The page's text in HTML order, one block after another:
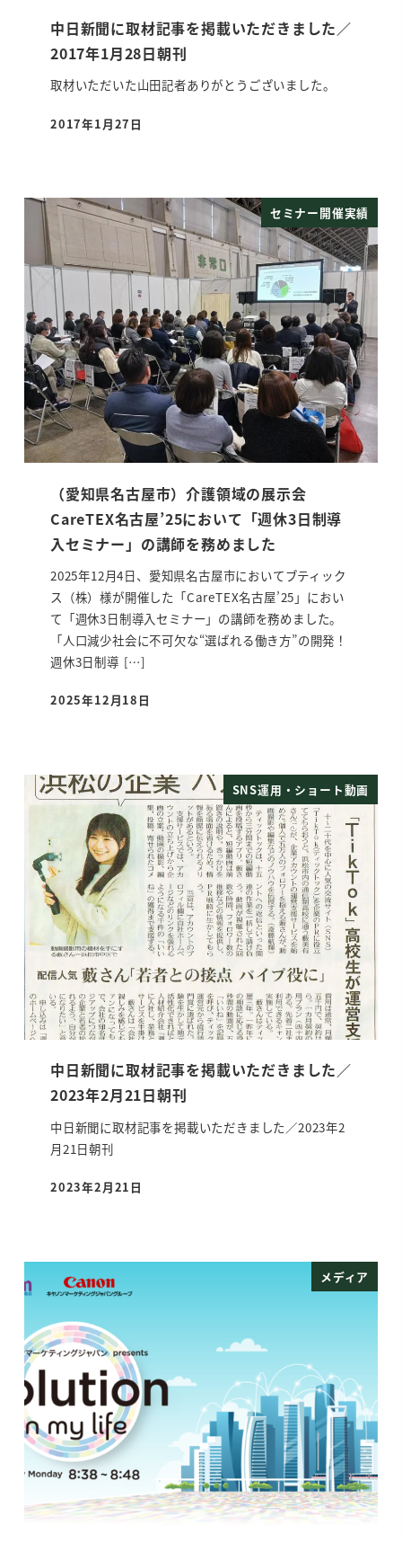
中日新聞に取材記事を掲載いただきました／
2017年1月28日朝刊
取材いただいた山田記者ありがとうございました。
投稿日
2017年1月27日
セミナー開催実績
（愛知県名古屋市）介護領域の展示会
CareTEX名古屋’25において「週休3日制導
入セミナー」の講師を務めました
2025年12月4日、愛知県名古屋市においてブティック
ス（株）様が開催した「CareTEX名古屋’25」におい
て「週休3日制導入セミナー」の講師を務めました。
「人口減少社会に不可欠な“選ばれる働き方”の開発！
週休3日制導 […]
投稿日
2025年12月18日
SNS運用・ショート動画
中日新聞に取材記事を掲載いただきました／
2023年2月21日朝刊
中日新聞に取材記事を掲載いただきました／2023年2
月21日朝刊
投稿日
2023年2月21日
メディア